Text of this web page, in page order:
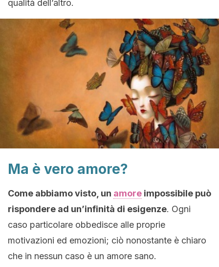
qualità dell’altro.
Ma è vero amore?
Come abbiamo visto, un amore impossibile può
rispondere ad un’infinità di esigenze. Ogni
caso particolare obbedisce alle proprie
motivazioni ed emozioni; ciò nonostante è chiaro
che in nessun caso è un amore sano.